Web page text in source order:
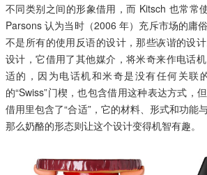
不同类别之间的形象借用，而 Kitsch 也常常
Parsons 认为当时（2006 年）充斥市场的庸
不是所有的使用反语的设计，那些诙谐的设
设计，它借用了其他媒介，将米奇来作电话
适的，因为电话机和米奇是没有任何关联
的“Swiss”门楔，也包含借用这种表达方式，
借用里包含了“合适”，它的材料、形式和功能
那么奶酪的形态则让这个设计变得机智有趣。